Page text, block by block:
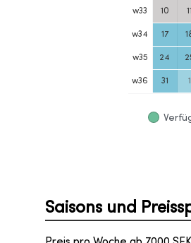
w33 10 11
w34 17
w35 24
w36 31 1
Saisons und